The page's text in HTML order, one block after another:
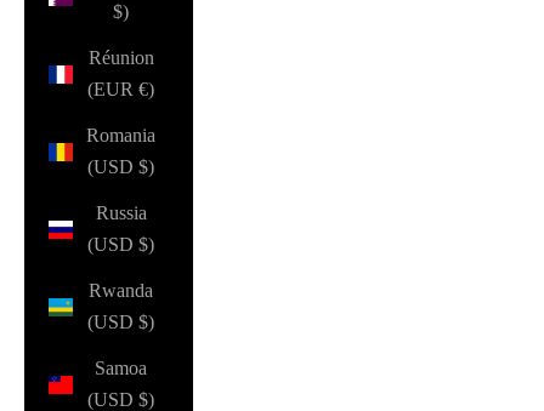
$)
Réunion
(EUR €)
Romania
(USD $)
Russia
(USD $)
Rwanda
(USD $)
Samoa
(USD $)